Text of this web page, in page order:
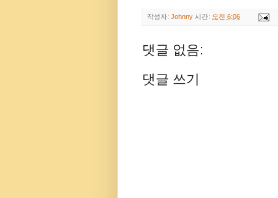
작성자: Johnny 시간: 오전 6:06
댓글 없음:
댓글 쓰기